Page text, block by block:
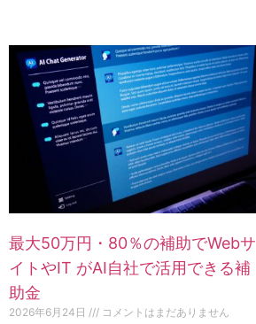
最大50万円・80％の補助でWebサ
イトやIT がAI自社で活用できる補
助金
2026年6月24日 コメントはまだありません